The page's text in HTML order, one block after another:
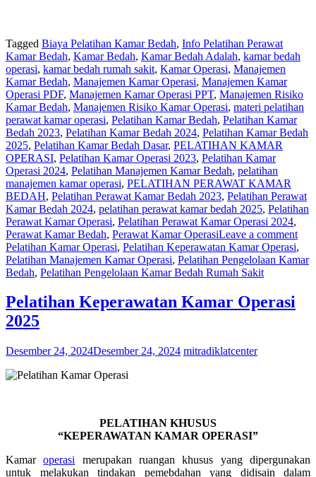
Tagged Biaya Pelatihan Kamar Bedah, Info Pelatihan Perawat
Kamar Bedah, Kamar Bedah, Kamar Bedah Adalah, kamar bedah
operasi, kamar bedah rumah sakit, Kamar Operasi, Manajemen
Kamar Bedah, Manajemen Kamar Operasi, Manajemen Kamar
Operasi PDF, Manajemen Kamar Operasi PPT, Manajemen Risiko
Kamar Bedah, Manajemen Risiko Kamar Operasi, materi pelatihan
perawat kamar operasi, Pelatihan Kamar Bedah, Pelatihan Kamar
Bedah 2023, Pelatihan Kamar Bedah 2024, Pelatihan Kamar Bedah
2025, Pelatihan Kamar Bedah Dasar, PELATIHAN KAMAR
OPERASI, Pelatihan Kamar Operasi 2023, Pelatihan Kamar
Operasi 2024, Pelatihan Manajemen Kamar Bedah, pelatihan
manajemen kamar operasi, PELATIHAN PERAWAT KAMAR
BEDAH, Pelatihan Perawat Kamar Bedah 2023, Pelatihan Perawat
Kamar Bedah 2024, pelatihan perawat kamar bedah 2025, Pelatihan
Perawat Kamar Operasi, Pelatihan Perawat Kamar Operasi 2024,
Perawat Kamar Bedah, Perawat Kamar OperasiLeave a comment
Pelatihan Kamar Operasi, Pelatihan Keperawatan Kamar Operasi,
Pelatihan Manajemen Kamar Operasi, Pelatihan Pengelolaan Kamar
Bedah, Pelatihan Pengelolaan Kamar Bedah Rumah Sakit
Pelatihan Keperawatan Kamar Operasi
2025
Desember 24, 2024Desember 24, 2024 mitradiklatcenter
PELATIHAN KHUSUS
“KEPERAWATAN KAMAR OPERASI”
Kamaroperasi merupakan ruangan khusus yang dipergunakan
untuk melakukan tindakan pemebdahan yang didisain dalam